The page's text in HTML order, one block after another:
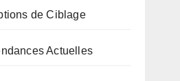
de Ciblage
Actuelles